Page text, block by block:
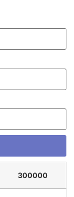
300000